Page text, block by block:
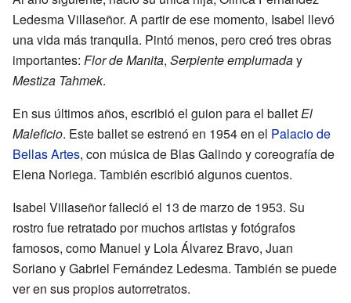
Ledesma Villaseñor. A partir de ese momento, Isabel llevó
una vida más tranquila. Pintó menos, pero creó tres obras
importantes: Flor de Manita, Serpiente emplumaday
Mestiza Tahmek.
En sus últimos años, escribió el guion para el balletEl
Maleficio. Este ballet se estrenó en 1954 en el Palacio de
Bellas Artes, con música de Blas Galindo y coreografía de
Elena Noriega. También escribió algunos cuentos.
Isabel Villaseñor falleció el 13 de marzo de 1953. Su
rostro fue retratado por muchos artistas y fotógrafos
famosos, como Manuel y Lola Álvarez Bravo, Juan
Soriano y Gabriel Fernández Ledesma. También se puede
ver en sus propios autorretratos.